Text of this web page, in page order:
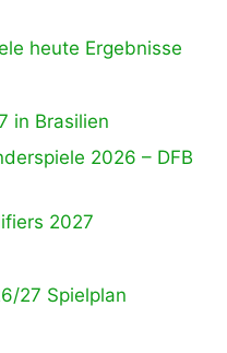
heute Ergebnisse
in Brasilien
2026 – DFB
2027
27 Spielplan